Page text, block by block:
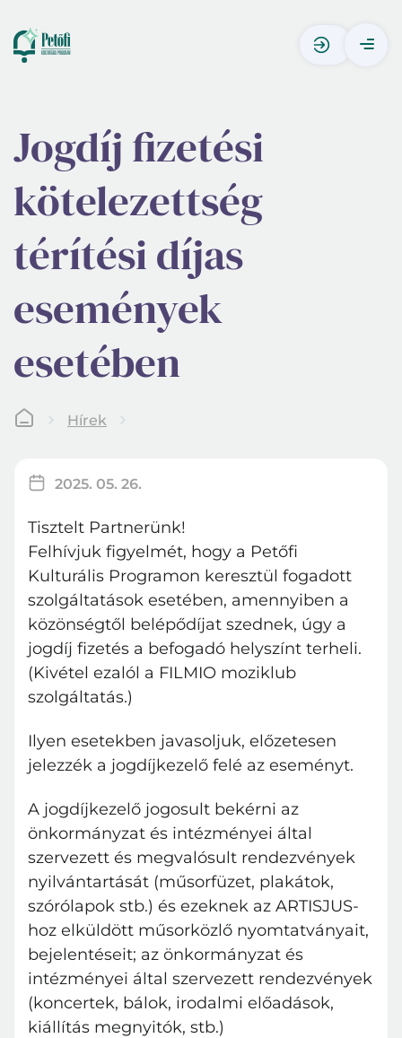
Bejelentkezés
E-mail cím
Jogdíj fizetési
kötelezettség
térítési díjas
események
esetében
Hírek
2025. 05. 26.
Tisztelt Partnerünk!
Felhívjuk figyelmét, hogy a Petőfi
Kulturális Programon keresztül fogadott
szolgáltatások esetében, amennyiben a
közönségtől belépődíjat szednek, úgy a
jogdíj fizetés a befogadó helyszínt terheli.
(Kivétel ezalól a FILMIO moziklub
szolgáltatás.)
Ilyen esetekben javasoljuk, előzetesen
jelezzék a jogdíjkezelő felé az eseményt.
A jogdíjkezelő jogosult bekérni az
önkormányzat és intézményei által
szervezett és megvalósult rendezvények
nyilvántartását (műsorfüzet, plakátok,
szórólapok stb.) és ezeknek az ARTISJUS-
hoz elküldött műsorközlő nyomtatványait,
bejelentéseit; az önkormányzat és
intézményei által szervezett rendezvények
(koncertek, bálok, irodalmi előadások,
kiállítás megnyitók, stb.)